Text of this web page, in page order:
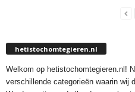
hetistochomtegieren.nl
Welkom op hetistochomtegieren.nl!
verschillende categorieën waarin wij